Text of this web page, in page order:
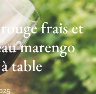
frais et
marengo
table